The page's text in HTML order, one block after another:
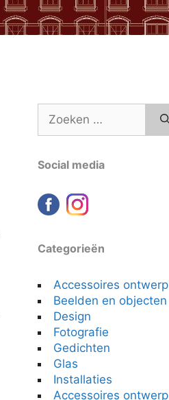
naar:
Social media
Categorieën
Accessoires ontwerp
Beelden en objecten
Design
Fotografie
Gedichten
Glas
Installaties
Accessoires ontwerp